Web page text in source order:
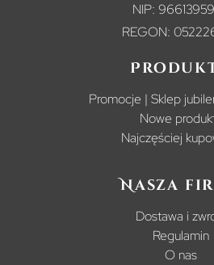
NIP:
REGON:
Promocje | Sklep
Nowe
Najczęściej
Nasza
Dostawa i
Regulamin
O nas